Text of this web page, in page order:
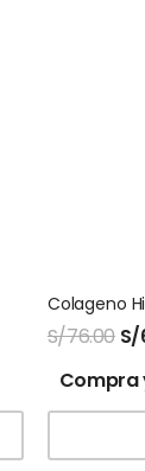
S/76.00 S/
Compra